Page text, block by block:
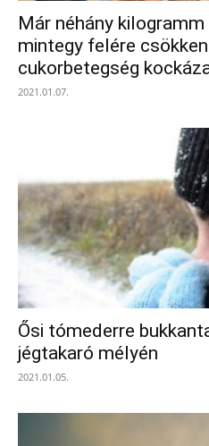
Már néhány
mintegy felére
cukorbetegség
2021.01.07.
Ősi tómederre
jégtakaró mélyén
2021.01.05.